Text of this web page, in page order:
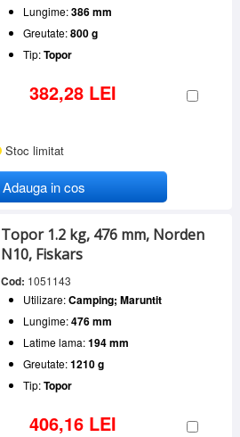
Lungime:386 mm
Greutate:800 g
Tip:Topor
382,28 LEI
Stoc limitat
Adauga in cos
Topor 1.2 kg, 476 mm, Norden
N10, Fiskars
Cod: 1051143
Utilizare:Camping; Maruntit
Lungime:476 mm
Latime lama:194 mm
Greutate:1210 g
Tip:Topor
406,16 LEI